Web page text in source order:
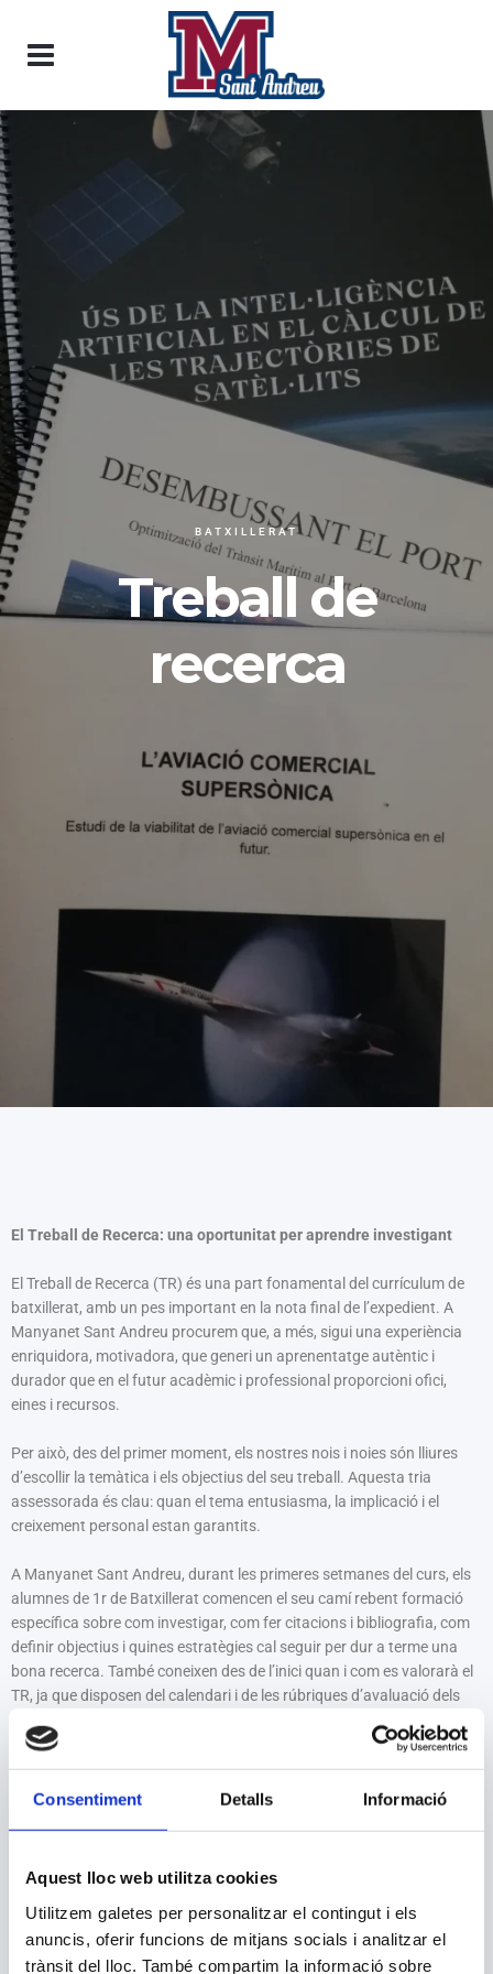
Consentiment Detalls Informació
Aquest lloc web utilitza cookies
Utilitzem galetes per personalitzar el contingut i els
anuncis, oferir funcions de mitjans socials i analitzar el
trànsit del lloc. També compartim la informació sobre
BATXILLERAT
Treball de
recerca
El Treball de Recerca: una oportunitat per aprendre investigant
El Treball de Recerca (TR) és una part fonamental del currículum de
batxillerat, amb un pes important en la nota final de l’expedient. A
Manyanet Sant Andreu procurem que, a més, sigui una experiència
enriquidora, motivadora, que generi un aprenentatge autèntic i
durador que en el futur acadèmic i professional proporcioni ofici,
eines i recursos.
Per això, des del primer moment, els nostres nois i noies són lliures
d’escollir la temàtica i els objectius del seu treball. Aquesta tria
assessorada és clau: quan el tema entusiasma, la implicació i el
creixement personal estan garantits.
A Manyanet Sant Andreu, durant les primeres setmanes del curs, els
alumnes de 1r de Batxillerat comencen el seu camí rebent formació
específica sobre com investigar, com fer citacions i bibliografia, com
definir objectius i quines estratègies cal seguir per dur a terme una
bona recerca. També coneixen des de l’inici quan i com es valorarà el
TR, ja que disposen del calendari i de les rúbriques d’avaluació dels
la defensa oral.
Per facilitar-los la feina, disposen d’un Classroom, on troben tot el
A més, compten amb dues hores setmanals dins l’horari lectiu per
avançar en el seu treball, sempre rebent el necessari suport
personalitzat per part del seu tutor o tutora.